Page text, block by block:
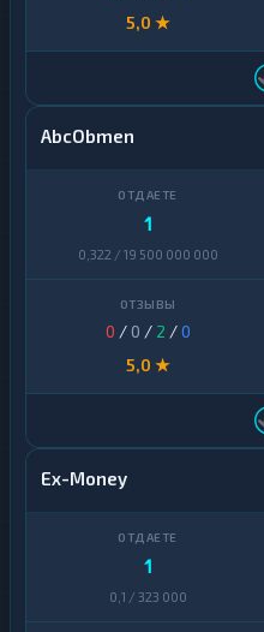
5,0 ★
AbcObmen
1
0,322 / 19 500 000 000
0 / 0 / 2 /0
5,0 ★
Ex-Money
1
0,1 / 323 000